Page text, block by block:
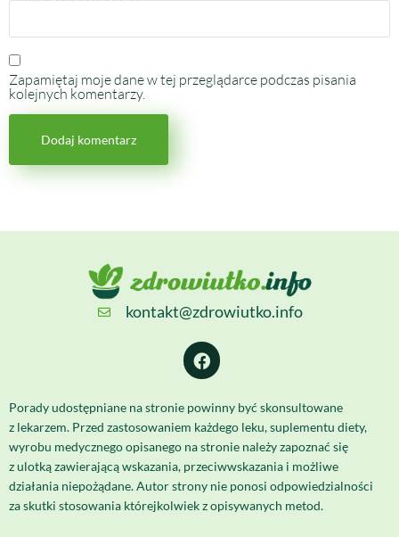
Zapamiętaj moje dane w tej przeglądarce podczas pisania
kolejnych komentarzy.
kontakt@zdrowiutko.info
Porady udostępniane na stronie powinny być skonsultowane
z lekarzem. Przed zastosowaniem każdego leku, suplementu diety,
wyrobu medycznego opisanego na stronie należy zapoznać się
z ulotką zawierającą wskazania, przeciwwskazania i możliwe
działania niepożądane. Autor strony nie ponosi odpowiedzialności
za skutki stosowania którejkolwiek z opisywanych metod.